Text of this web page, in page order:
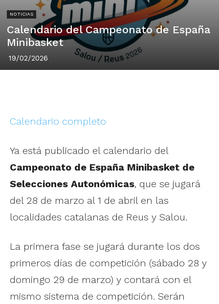
NOTICIAS
Calendario del Campeonato de España
Minibasket
19/02/2026
Calendario completo
Ya está publicado el calendario del
Campeonato de España Minibasket de
Selecciones Autonómicas, que se jugará
del 28 de marzo al 1 de abril en las
localidades catalanas de Reus y Salou.
La primera fase se jugará durante los dos
primeros días de competición (sábado 28 y
domingo 29 de marzo) y contará con el
mismo sistema de competición. Serán